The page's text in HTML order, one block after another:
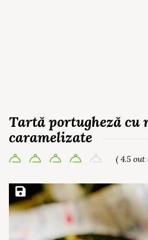
Tartă portugheză cu
caramelizate
( 4.5 out
Save Recipe